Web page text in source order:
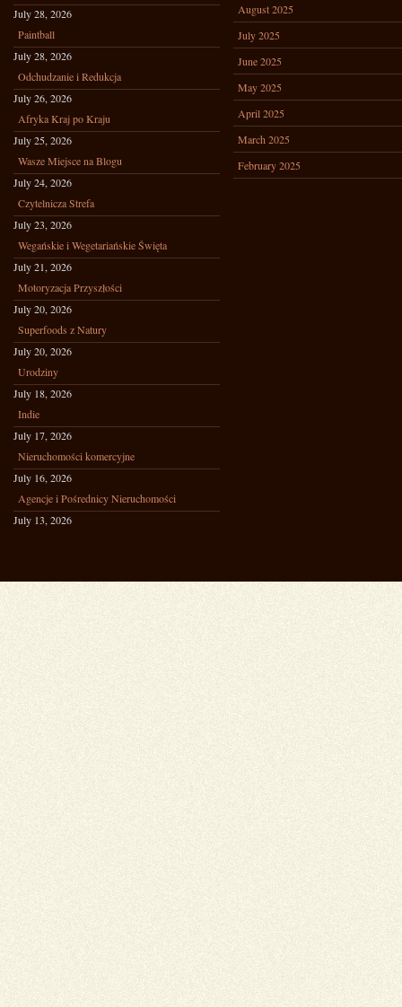
July 28, 2026
Paintball
July 28, 2026
Odchudzanie i Redukcja
July 26, 2026
Afryka Kraj po Kraju
July 25, 2026
Wasze Miejsce na Blogu
July 24, 2026
Czytelnicza Strefa
July 23, 2026
Wegańskie i Wegetariańskie Święta
July 21, 2026
Motoryzacja Przyszłości
July 20, 2026
Superfoods z Natury
July 20, 2026
Urodziny
July 18, 2026
Indie
July 17, 2026
Nieruchomości komercyjne
July 16, 2026
Agencje i Pośrednicy Nieruchomości
July 13, 2026
August 2025
July 2025
June 2025
May 2025
April 2025
March 2025
February 2025